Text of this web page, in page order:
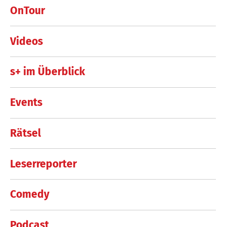
OnTour
Videos
s+ im Überblick
Events
Rätsel
Leserreporter
Comedy